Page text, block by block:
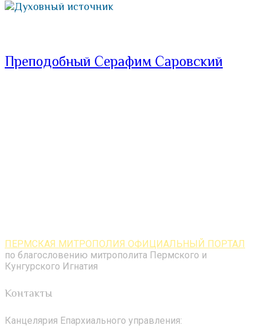
Духовный источник
Преподобный Серафим Саровский
ПЕРМСКАЯ МИТРОПОЛИЯ ОФИЦИАЛЬНЫЙ ПОРТАЛ
по благословению митрополита Пермского и
Кунгурского Игнатия
Контакты
Канцелярия Епархиального управления: